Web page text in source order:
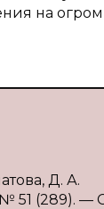
на
Д. А.
51 (289). —